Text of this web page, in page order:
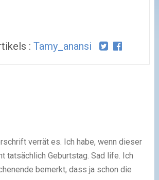
: Tamy_anansi
verrät es. Ich habe, wenn dieser
tatsächlich Geburtstag. Sad life. Ich
bemerkt, dass ja schon die